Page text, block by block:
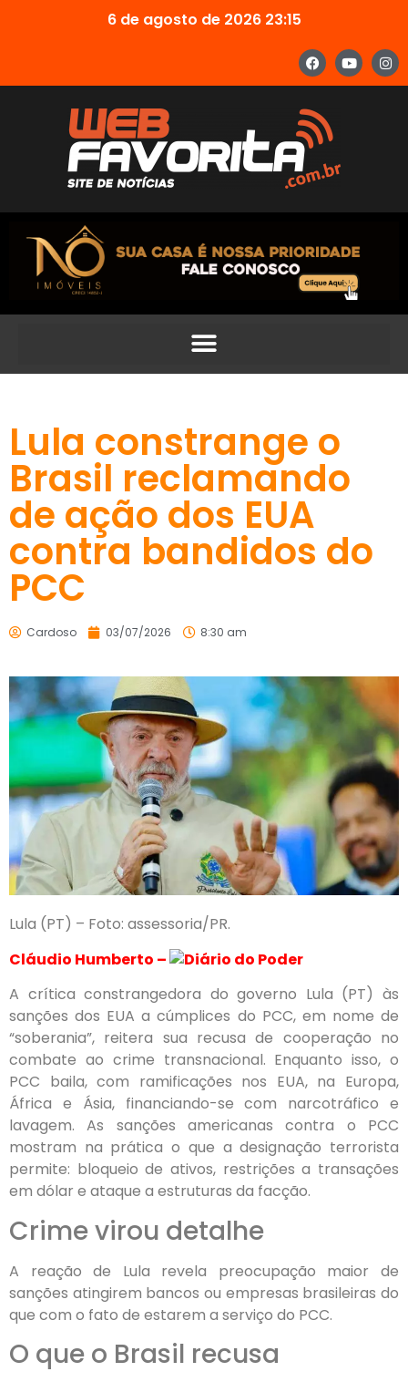
6 de agosto de 2026 23:15
Lula constrange o
Brasil reclamando
de ação dos EUA
contra bandidos do
PCC
Cardoso 03/07/2026 8:30 am
Lula (PT) – Foto: assessoria/PR.
Cláudio Humberto –
A crítica constrangedora do governo Lula (PT) às
sanções dos EUA a cúmplices do PCC, em nome de
“soberania”, reitera sua recusa de cooperação no
combate ao crime transnacional. Enquanto isso, o
PCC baila, com ramificações nos EUA, na Europa,
África e Ásia, financiando-se com narcotráfico e
lavagem. As sanções americanas contra o PCC
mostram na prática o que a designação terrorista
permite: bloqueio de ativos, restrições a transações
em dólar e ataque a estruturas da facção.
Crime virou detalhe
A reação de Lula revela preocupação maior de
sanções atingirem bancos ou empresas brasileiras do
que com o fato de estarem a serviço do PCC.
O que o Brasil recusa